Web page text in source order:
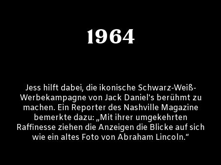
1964
Jess hilft dabei, die ikonische Schwarz-Weiß-
Werbekampagne von Jack Daniel's berühmt zu
machen. Ein Reporter des Nashville Magazine
bemerkte dazu: „Mit ihrer umgekehrten
Raffinesse ziehen die Anzeigen die Blicke auf sich
wie ein altes Foto von Abraham Lincoln.“